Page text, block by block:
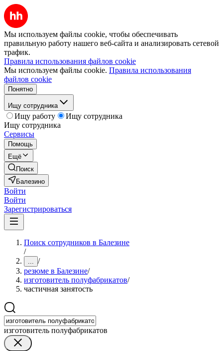
Мы используем файлы cookie, чтобы обеспечивать
правильную работу нашего веб-сайта и анализировать сетевой
трафик.
Правила использования файлов cookie
Мы используем файлы cookie. Правила использования
файлов cookie
Понятно
Ищу сотрудника
Ищу работу
Ищу сотрудника
Ищу сотрудника
Сервисы
Помощь
Ещё
Поиск
Балезино
Войти
Войти
Зарегистрироваться
Поиск сотрудников в Балезине
/
... /
резюме в Балезине/
изготовитель полуфабрикатов/
частичная занятость
изготовитель полуфабрикатов